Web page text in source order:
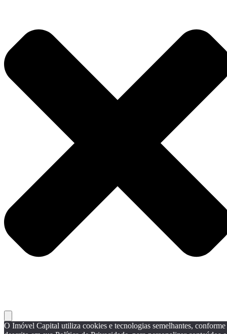
O Imóvel Capital utiliza cookies e tecnologias semelhantes, conforme